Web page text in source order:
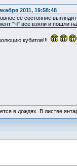
2011, 19:58:48
ее состояние
"Ч" все взяли и пошли
кубитов!!!
в дождях. В листве